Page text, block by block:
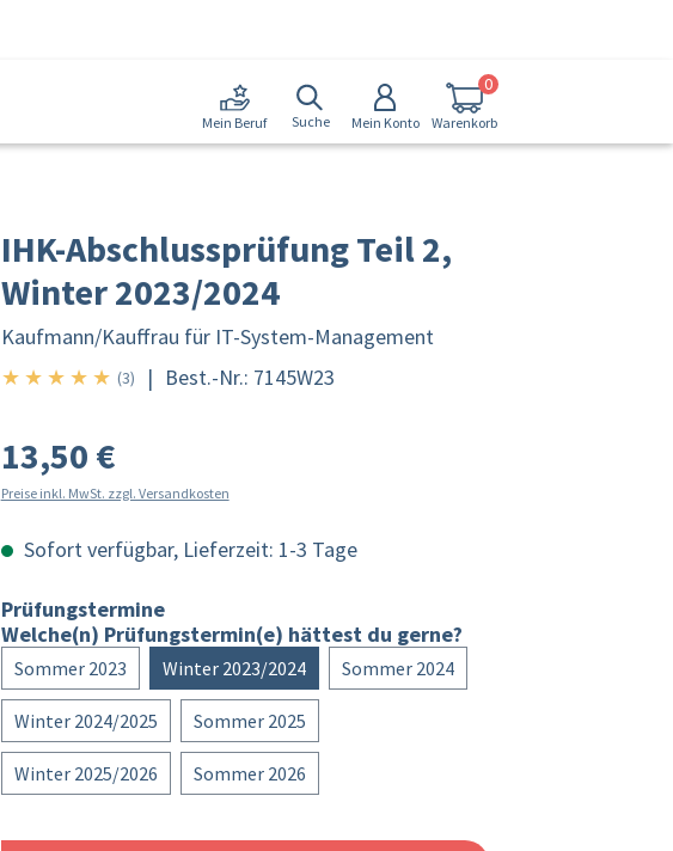
Mein Beruf Suche Mein Konto Warenkorb
0
IHK-Abschlussprüfung Teil 2,
Winter 2023/2024
Kaufmann/Kauffrau für IT-System-Management
★ ★ ★ ★ ★5/5
(3) | Best.-Nr.: 7145W23
13,50 €
Preise inkl. MwSt. zzgl. Versandkosten
Sofort verfügbar, Lieferzeit: 1-3 Tage
Prüfungstermine
Welche(n) Prüfungstermin(e) hättest du gerne?
Sommer 2023 Winter 2023/2024 Sommer 2024
Winter 2024/2025 Sommer 2025
Winter 2025/2026 Sommer 2026